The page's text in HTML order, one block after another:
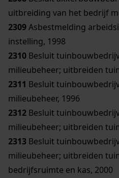
uitbreiding van het bedrijf
2309Asbestmelding
instelling, 1998
2310 Besluit
milieubeheer; uitbreiden
2311 Besluit
milieubeheer, 1996
2312 Besluit
milieubeheer; uitbreiden
2313 Besluit
milieubeheer; uitbreiden
bedrijfsruimte en kas, 2000